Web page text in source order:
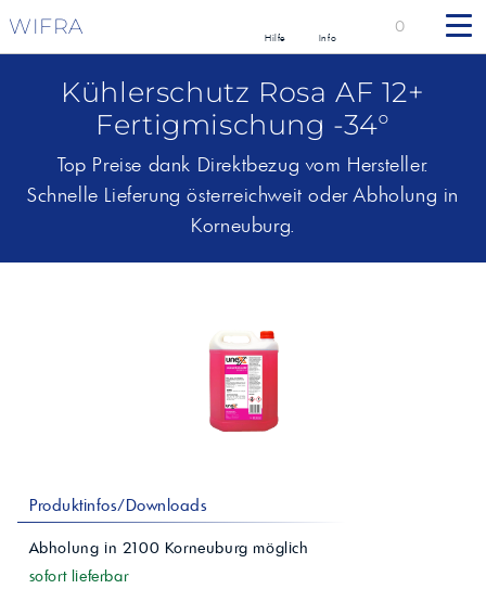
WIFRA Hilfe Info
0
Kühlerschutz Rosa AF 12+
Fertigmischung -34°
Top Preise dank Direktbezug vom Hersteller.
Schnelle Lieferung österreichweit oder Abholung in
Korneuburg.
Produktinfos/Downloads
Abholung in 2100 Korneuburg möglich
sofort lieferbar